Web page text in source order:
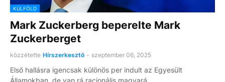
KÜLFÖLD
Mark Zuckerberg beperelte Mark
Zuckerberget
közzétette Hírszerkesztő - szeptember 06, 2025
Első hallásra igencsak különös per indult az Egyesült
Államokban, de van rá racionális magyará…